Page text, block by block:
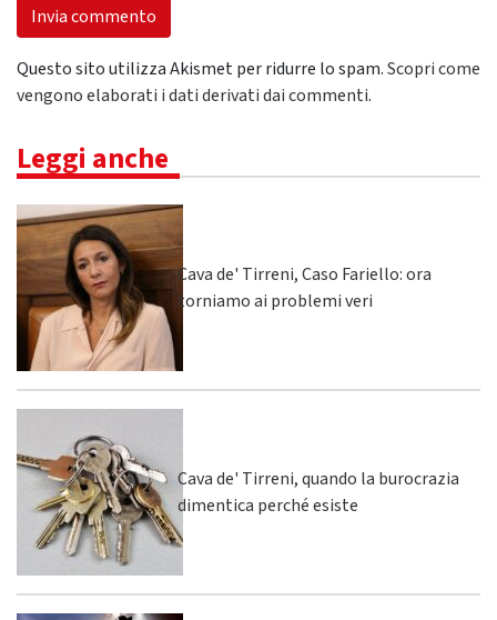
Questo sito utilizza Akismet per ridurre lo spam.Scopri come
vengono elaborati i dati derivati dai commenti.
Leggi anche
Cava de' Tirreni, Caso Fariello: ora
torniamo ai problemi veri
Cava de' Tirreni, quando la burocrazia
dimentica perché esiste